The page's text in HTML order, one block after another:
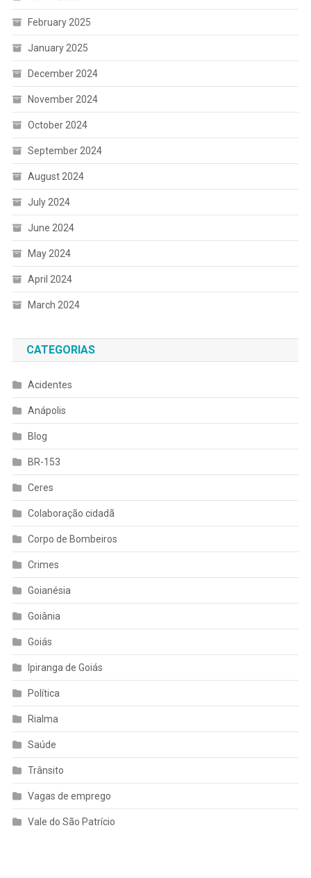
February 2025
January 2025
December 2024
November 2024
October 2024
September 2024
August 2024
July 2024
June 2024
May 2024
April 2024
March 2024
CATEGORIAS
Acidentes
Anápolis
Blog
BR-153
Ceres
Colaboração cidadã
Corpo de Bombeiros
Crimes
Goianésia
Goiânia
Goiás
Ipiranga de Goiás
Política
Rialma
Saúde
Trânsito
Vagas de emprego
Vale do São Patrício